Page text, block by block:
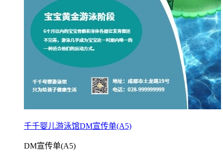
千千婴儿游泳馆DM宣传单(A5)
DM宣传单(A5)